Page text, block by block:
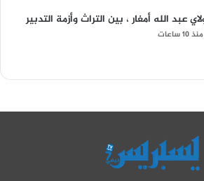
عبد الله أمغار ، بين التراث وأزمة التدبير
منذ 10 ساعات